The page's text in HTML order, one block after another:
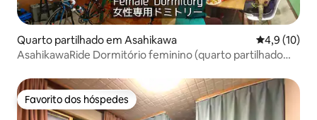
Quarto partilhado em Asahikawa
4,9 (10)
AsahikawaRide Dormitório feminino (quarto partilhado
Favorito dos hóspedes
Favorito dos hóspedes